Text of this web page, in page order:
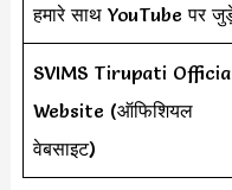
हमारे साथ YouTube पर
SVIMS Tirupati
Website (ऑफिशियल
वेबसाइट)